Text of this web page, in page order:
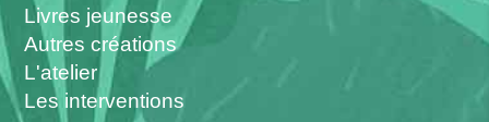
Livres jeunesse
Autres créations
L'atelier
Les interventions